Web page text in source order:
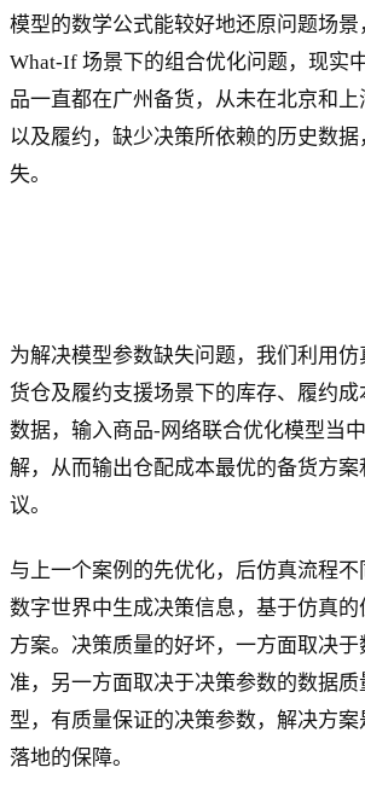
模型的数学公式能较好地还原问题场
What-If 场景下的组合优化问题，现实
品一直都在广州备货，从未在北京和
以及履约，缺少决策所依赖的历史数
失。
为解决模型参数缺失问题，我们利用仿
货仓及履约支援场景下的库存、履约
数据，输入商品-网络联合优化模型当
解，从而输出仓配成本最优的备货方
议。
与上一个案例的先优化，后仿真流程
数字世界中生成决策信息，基于仿真
方案。决策质量的好坏，一方面取决
准，另一方面取决于决策参数的数据
型，有质量保证的决策参数，解决方
落地的保障。